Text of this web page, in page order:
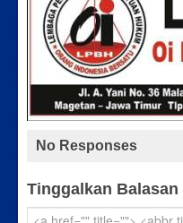
No Responses
Tinggalkan Balasan